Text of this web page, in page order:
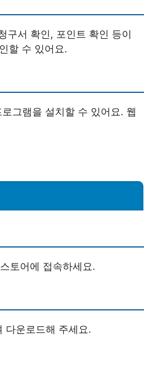
구서 확인, 포인트 확인 등이
할 수 있어요.
그램을 설치할 수 있어요. 웹
토어에 접속하세요.
다운로드해 주세요.